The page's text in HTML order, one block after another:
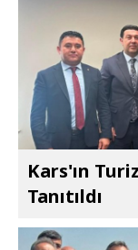
Kars'ın
Tanıtıldı